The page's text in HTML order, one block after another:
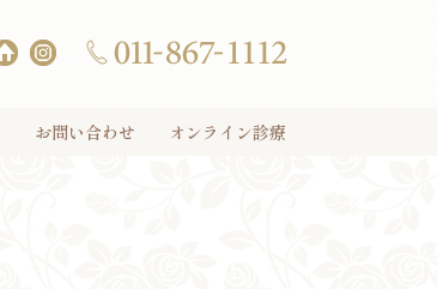
お問い合わせ オンライン診療